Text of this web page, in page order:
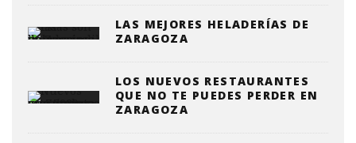
LAS MEJORES HELADERÍAS DE
ZARAGOZA
LOS NUEVOS RESTAURANTES
QUE NO TE PUEDES PERDER EN
ZARAGOZA